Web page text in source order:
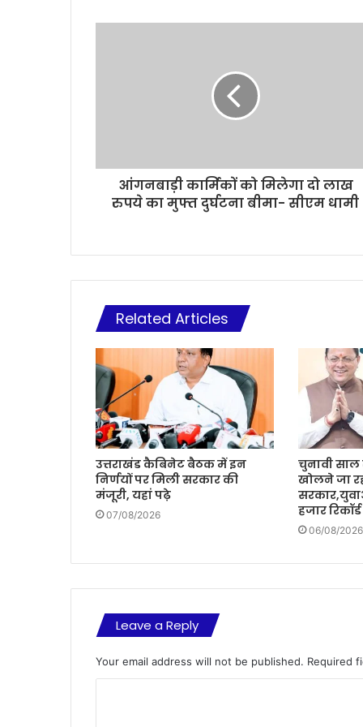
आंगनबाड़ी कार्मिकों को मिलेगा दो लाख
रुपये का मुफ्त दुर्घटना बीमा- सीएम धामी
Related Articles
उत्तराखंड कैबिनेट बैठक में इन
निर्णयों पर मिली सरकार की
मंजूरी, यहां पढ़े
07/08/2026
चुनावी साल
खोलने जा
हजार
06/08/2026
Leave a Reply
Your email address will not be published. Required